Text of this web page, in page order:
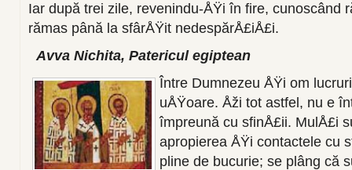
Iar după trei zile, revenindu-ÅŸi în fire, cunoscând
rămas până la sfârÅŸit nedespărÅ£iÅ£i.
Avva Nichita, Patericul egiptean
Între Dumnezeu ÅŸi om
uÅŸoare. Åži tot astfel, nu e
împreună cu sfinÅ£ii. MulÅ£i
apropierea ÅŸi contactele cu
pline de bucurie; se plâng că